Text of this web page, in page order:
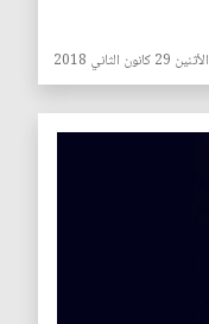
الأثنين 29 كانون الثاني 2018